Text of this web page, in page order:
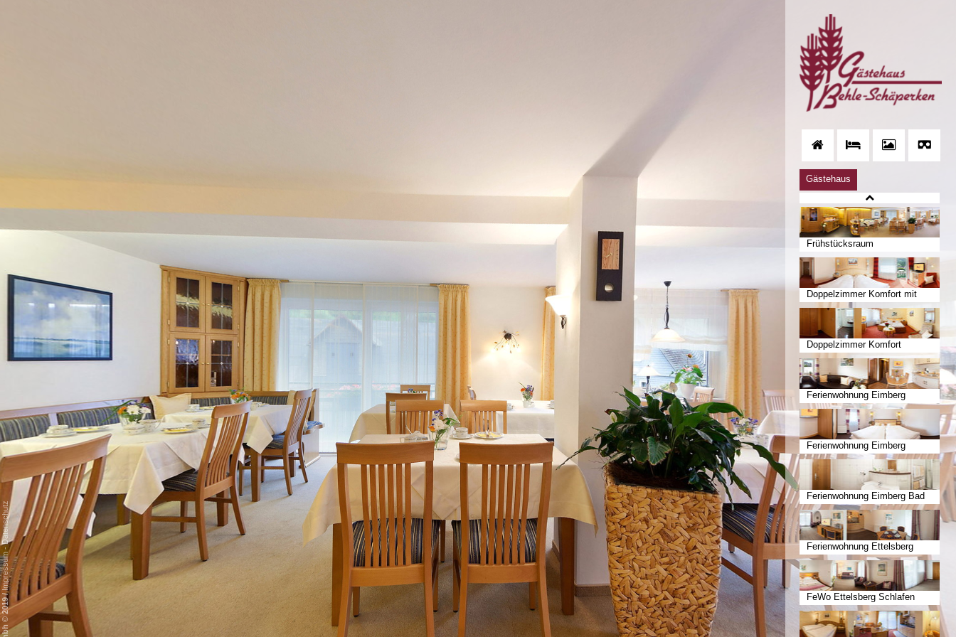
Gästehaus
Frühstücksraum
Doppelzimmer Komfort mit
Balkon
Doppelzimmer Komfort
Ferienwohnung Eimberg
Wohnen
Ferienwohnung Eimberg
Schlafen
Ferienwohnung Eimberg Bad
Ferienwohnung Ettelsberg
Wohnen
FeWo Ettelsberg Schlafen
/
Impressum
-
Datenschutz